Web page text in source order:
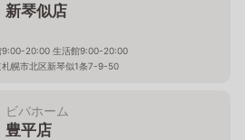
新琴似店
9:00-20:00 生活館9:00-20:00
札幌市北区新琴似1条7-9-50
ビバホーム
豊平店